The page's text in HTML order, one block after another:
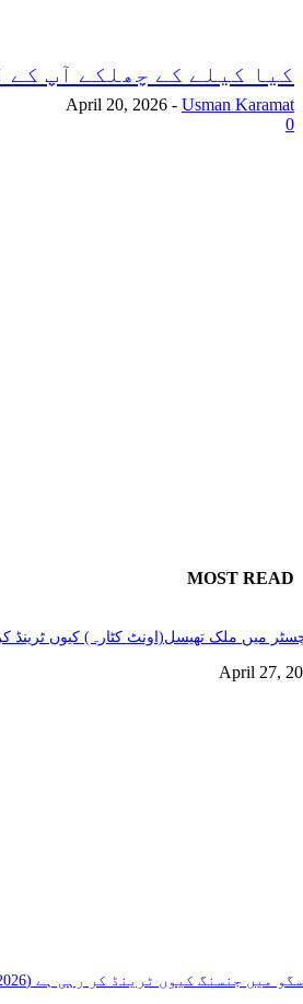
کیا کیلے کے چھلکے آپ کے
Usman Karamat
-
April 20, 2026
0
MOST READ
میں ملک تھیسل(اونٹ کٹارہ) کیوں ٹرینڈ
April 27,
میں جنسنگ کیوں ٹرینڈ کر رہی ہے (2026) – فوائد، استعمالات اور خریداری گائیڈ